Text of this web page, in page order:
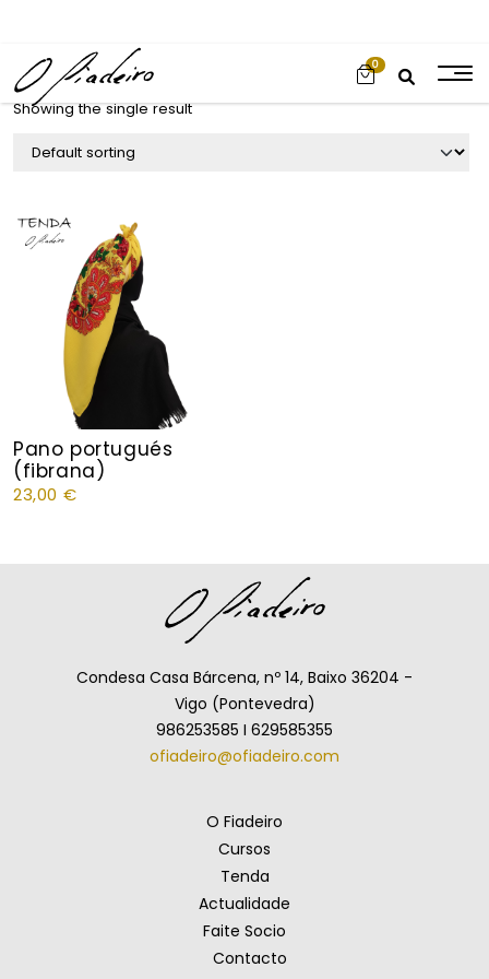
0
Showing the single result
Pano portugués
(fibrana)
23,00 €
Condesa Casa Bárcena, nº 14, Baixo 36204 -
Vigo (Pontevedra)
986253585 I 629585355
ofiadeiro@ofiadeiro.com
O Fiadeiro
Cursos
Tenda
Actualidade
Faite Socio
Contacto